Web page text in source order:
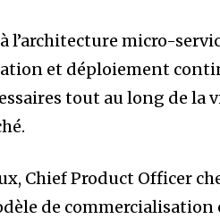
l’architecture micro-
et déploiement
tout au long de la
Chief Product Officer
de commercialisation